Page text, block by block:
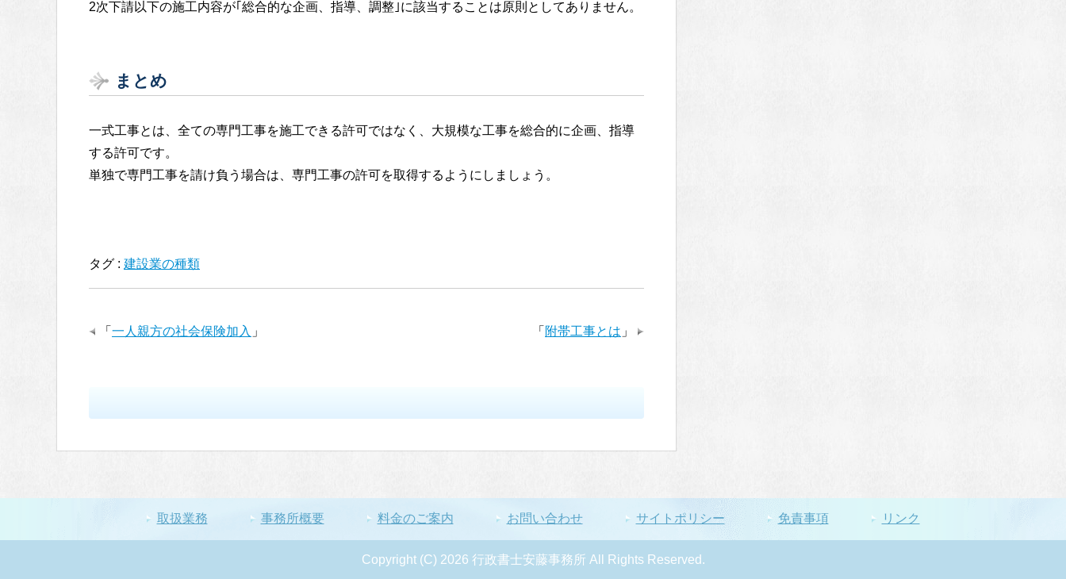
2次下請以下の施工内容が｢総合的な企画、指導、調整｣に該当することは原則としてありません。
まとめ
一式工事とは、全ての専門工事を施工できる許可ではなく、大規模な工事を総合的に企画、指導
する許可です。
単独で専門工事を請け負う場合は、専門工事の許可を取得するようにしましょう。
タグ : 建設業の種類
「 附帯工事とは 」
「 一人親方の社会保険加入 」
取扱業務 事務所概要 料金のご案内 お問い合わせ サイトポリシー 免責事項 リンク
Copyright (C) 2026 行政書士安藤事務所 All Rights Reserved.